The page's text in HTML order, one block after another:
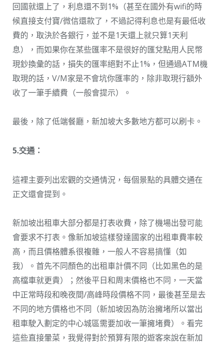
回國就還上了，利息還不到1%（甚至在國外有wifi的時
候直接支付寶/微信還款了，不過記得利息也是有最低收
費的，取決於各銀行，並不是1天還上就只算1天利
息），而如果你在某些匯率不是很好的匯兌點用人民幣
現鈔換彙的話，損失的匯率絕對不止1%，但通過ATM機
取現的話，V/M家是不會坑你匯率的，除非取現行額外
收了一筆手續費（一般會提示）。
最後，除了低端餐廳，新加坡大多數地方都可以刷卡。
5.交通：
這裡主要列出宏觀的交通情況，每個景點的具體交通在
正文還會提到。
新加坡出租車大部分都是打表收費，除了機場出發可能
會要求不打表。像新加坡這樣發達國家的出租車費率較
高，而且價格體系很複雜，一般人不容易搞懂（如
我）。首先不同顏色的出租車計價不同（比如黑色的是
高檔車就更貴）；然後平日和周末價格也不同，一天當
中正常時段和晚夜間/高峰時段價格不同，最後甚至是去
不同的地方價格也不同（新加坡因為防治擁堵所以當出
租車駛入劃定的中心城區需要加收一筆擁堵費）。看完
這些直接暈菜，我覺得對於預算有限的遊客來說在新加